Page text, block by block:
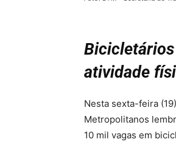
atividade
Nesta sexta-feira
Metropolitanos
10 mil vagas em